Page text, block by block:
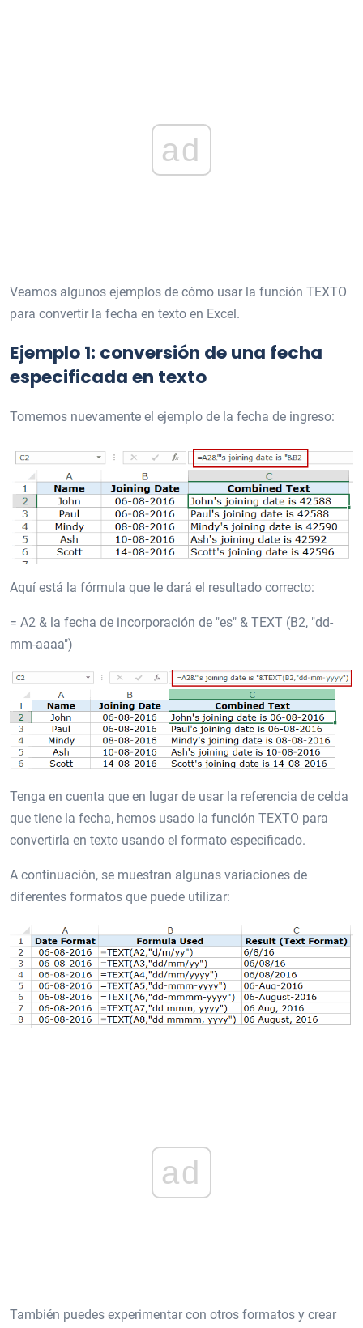
ad
Veamos algunos ejemplos de cómo usar la función TEXTO
para convertir la fecha en texto en Excel.
Ejemplo 1: conversión de una fecha
especificada en texto
Tomemos nuevamente el ejemplo de la fecha de ingreso:
Aquí está la fórmula que le dará el resultado correcto:
= A2 & la fecha de incorporación de "es" & TEXT (B2, "dd-
mm-aaaa")
Tenga en cuenta que en lugar de usar la referencia de celda
que tiene la fecha, hemos usado la función TEXTO para
convertirla en texto usando el formato especificado.
A continuación, se muestran algunas variaciones de
diferentes formatos que puede utilizar:
ad
También puedes experimentar con otros formatos y crear